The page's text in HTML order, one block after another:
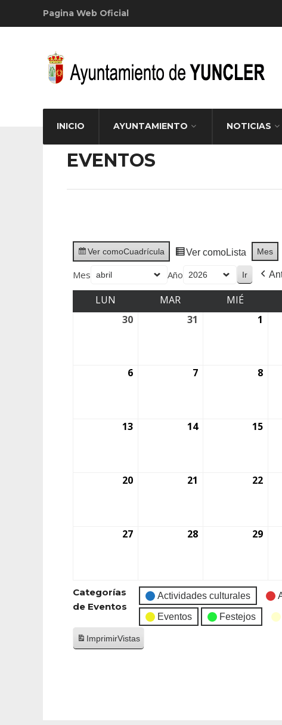
Pagina Web Oficial
INICIO AYUNTAMIENTO NOTICIAS
EVENTOS
Ver comoCuadrícula Ver comoLista Mes
Mes Año
LUN MAR MIÉ
30
31 1
6 7 8
13 14 15
20 21 22
27 28 29
Categorías
de Eventos
Actividades culturales
Eventos Festejos
ImprimirVistas